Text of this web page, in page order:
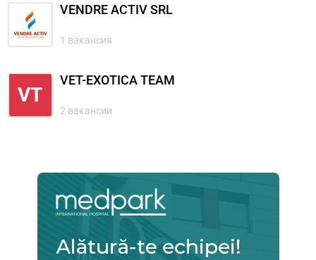
VENDRE ACTIV SRL
1 вакансия
VT
VET-EXOTICA TEAM
2 вакансии